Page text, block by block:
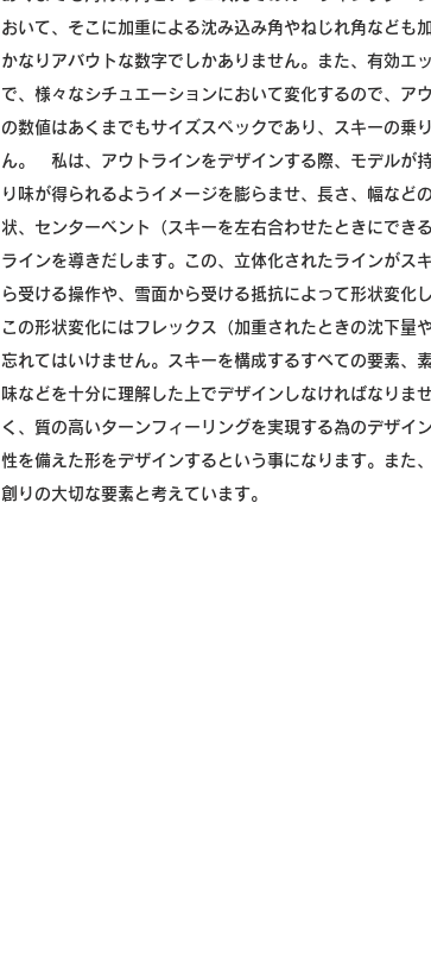
おいて、そこに加重による沈み込み角やねじれ角なども
かなりアバウトな数字でしかありません。また、有効エ
で、様々なシチュエーションにおいて変化するので、ア
の数値はあくまでもサイズスペックであり、スキーの乗
ん。 私は、アウトラインをデザインする際、モデルが
り味が得られるようイメージを膨らませ、長さ、幅など
状、センターベント（スキーを左右合わせたときにでき
ラインを導きだします。この、立体化されたラインがス
ら受ける操作や、雪面から受ける抵抗によって形状変化
この形状変化にはフレックス（加重されたときの沈下量
忘れてはいけません。スキーを構成するすべての要素、
味などを十分に理解した上でデザインしなければなり
く、質の高いターンフィーリングを実現する為のデザイ
性を備えた形をデザインするという事になります。また
創りの大切な要素と考えています。